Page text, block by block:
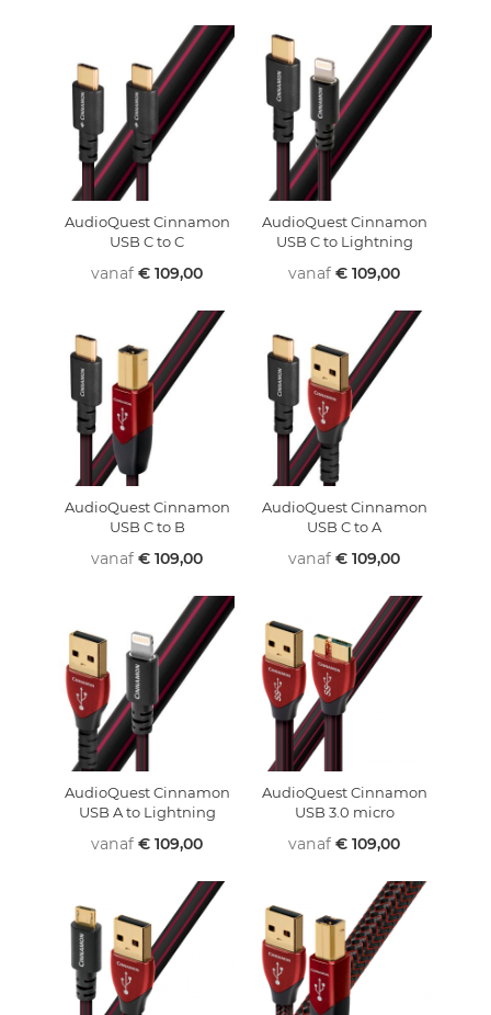
AudioQuest Cinnamon
USB C to C
vanaf € 109,00
AudioQuest Cinnamon
USB C to Lightning
vanaf € 109,00
AudioQuest Cinnamon
USB C to B
vanaf € 109,00
AudioQuest Cinnamon
USB C to A
vanaf € 109,00
AudioQuest Cinnamon
USB A to Lightning
vanaf € 109,00
AudioQuest Cinnamon
USB 3.0 micro
vanaf € 109,00